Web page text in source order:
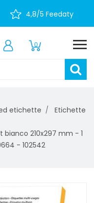
4,8/5 Feedaty
0
etichette
Etichette
210x297 mm - 1
- 102542